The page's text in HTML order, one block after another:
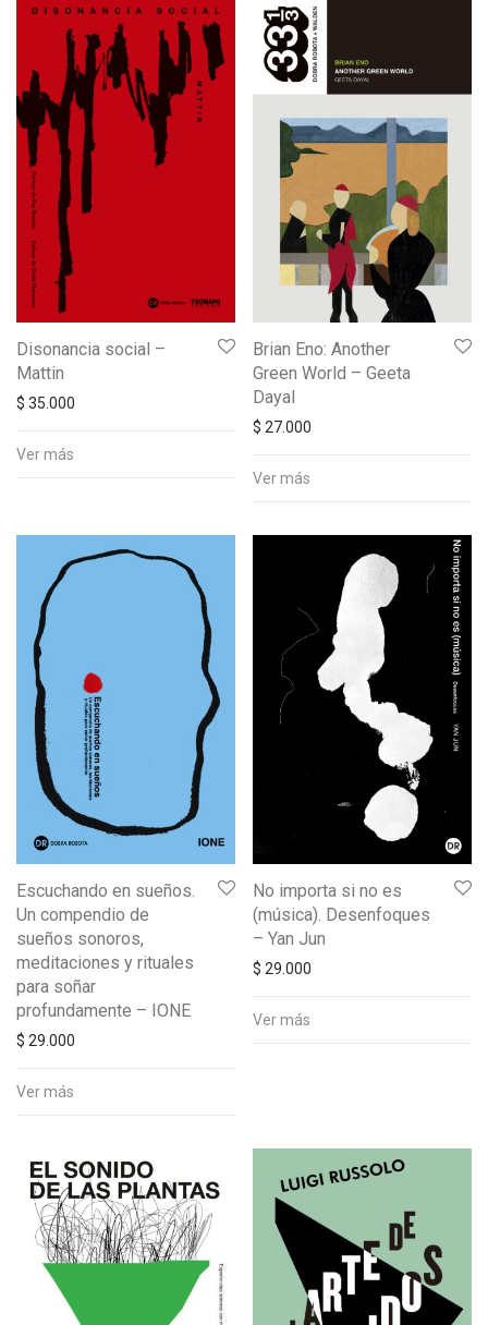
Disonancia social –
Mattin
$ 35.000
Ver más
Brian Eno: Another
Green World – Geeta
Dayal
$ 27.000
Ver más
Escuchando en sueños.
Un compendio de
sueños sonoros,
meditaciones y rituales
para soñar
profundamente – IONE
$ 29.000
Ver más
No importa si no es
(música). Desenfoques
– Yan Jun
$ 29.000
Ver más